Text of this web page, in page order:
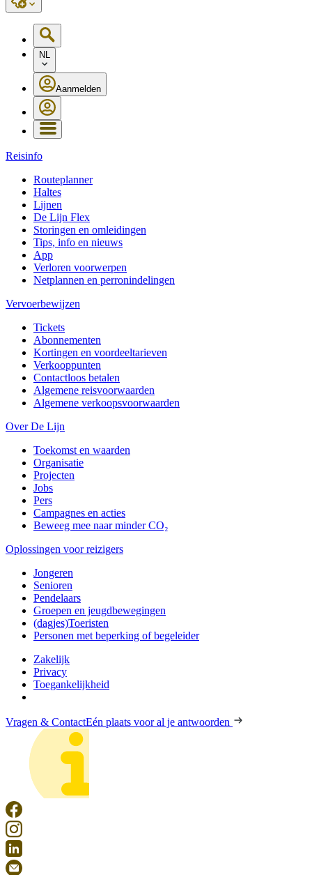
NL
Aanmelden
Reisinfo
Routeplanner
Haltes
Lijnen
De Lijn Flex
Storingen en omleidingen
Tips, info en nieuws
App
Verloren voorwerpen
Netplannen en perronindelingen
Vervoerbewijzen
Tickets
Abonnementen
Kortingen en voordeeltarieven
Verkooppunten
Contactloos betalen
Algemene reisvoorwaarden
Algemene verkoopsvoorwaarden
Over De Lijn
Toekomst en waarden
Organisatie
Projecten
Jobs
Pers
Campagnes en acties
Beweeg mee naar minder CO₂
Oplossingen voor reizigers
Jongeren
Senioren
Pendelaars
Groepen en jeugdbewegingen
(dagjes)Toeristen
Personen met beperking of begeleider
Zakelijk
Privacy
Toegankelijkheid
Vragen & ContactEén plaats voor al je antwoorden